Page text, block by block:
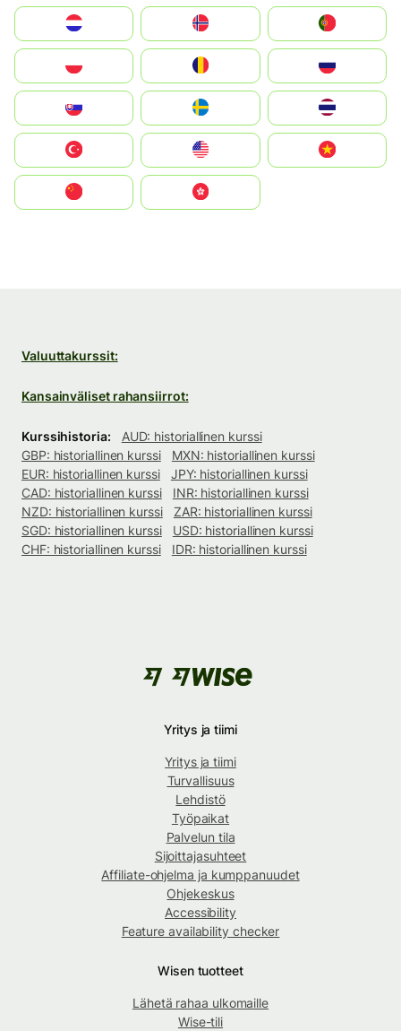
United States
中國香港特別行政區
Valuuttakurssit:
Kansainväliset rahansiirrot:
Kurssihistoria:
AUD: historiallinen kurssi
GBP: historiallinen kurssi
MXN: historiallinen kurssi
EUR: historiallinen kurssi
JPY: historiallinen kurssi
CAD: historiallinen kurssi
INR: historiallinen kurssi
NZD: historiallinen kurssi
ZAR: historiallinen kurssi
SGD: historiallinen kurssi
USD: historiallinen kurssi
CHF: historiallinen kurssi
IDR: historiallinen kurssi
Yritys ja tiimi
Yritys ja tiimi
Turvallisuus
Lehdistö
Työpaikat
Palvelun tila
Sijoittajasuhteet
Affiliate-ohjelma ja kumppanuudet
Ohjekeskus
Accessibility
Feature availability checker
Wisen tuotteet
Lähetä rahaa ulkomaille
Wise-tili